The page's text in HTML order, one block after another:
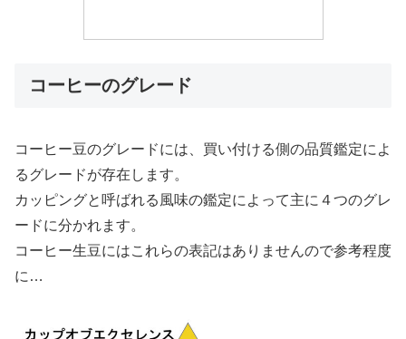
コーヒーのグレード
コーヒー豆のグレードには、買い付ける側の品質鑑定によ
るグレードが存在します。
カッピングと呼ばれる風味の鑑定によって主に４つのグレ
ードに分かれます。
コーヒー生豆にはこれらの表記はありませんので参考程度
に…